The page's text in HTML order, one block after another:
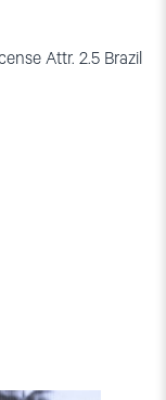
Attr. 2.5 Brazil